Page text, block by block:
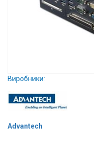
Послуги
Вхід/
авторизація
Виробники
Виробники:
Advantech